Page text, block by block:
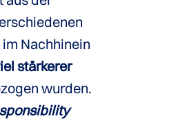
Nachhinein
stärkerer
wurden.